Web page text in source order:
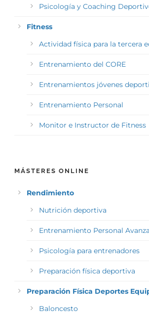
Psicología y Coaching
Fitness
Actividad física para la tercera
Entrenamiento del CORE
Entrenamientos jóvenes
Entrenamiento Personal
Monitor e Instructor de Fitness
MÁSTERES ONLINE
Rendimiento
Nutrición deportiva
Entrenamiento Personal
Psicología para entrenadores
Preparación física deportiva
Preparación Física Deportes
Baloncesto